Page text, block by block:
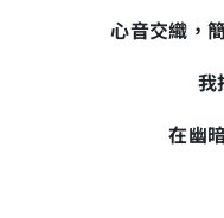
心音交織，
我
在幽